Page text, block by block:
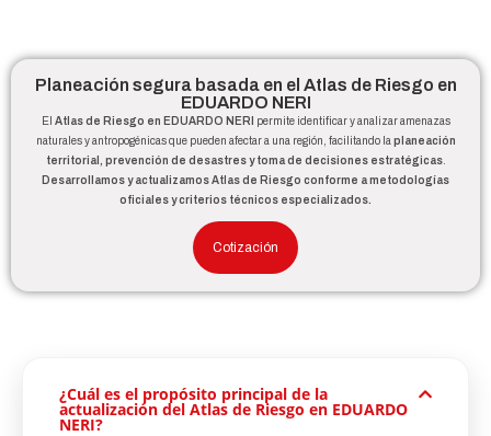
Planeación segura basada en el Atlas de Riesgo en
EDUARDO NERI
El Atlas de Riesgo en EDUARDO NERI
permite identificar y analizar amenazas
naturales y antropogénicas que pueden afectar a una región, facilitando la planeación
territorial, prevención de desastres y toma de decisiones estratégicas.
Desarrollamos y actualizamos Atlas de Riesgo conforme a metodologías
oficiales y criterios técnicos especializados.
Cotización
¿Cuál es el propósito principal de la
actualización del Atlas de Riesgo en EDUARDO
NERI?